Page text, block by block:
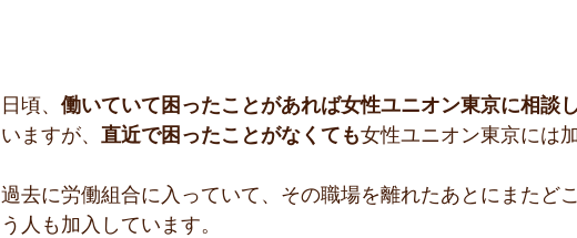
日頃、 働いていて困ったことがあれば女性ユニオン東京に相談
いますが、 直近で困ったことがなくても女性ユニオン東京には
過去に労働組合に入っていて、その職場を離れたあとにまたど
う人も加入しています。